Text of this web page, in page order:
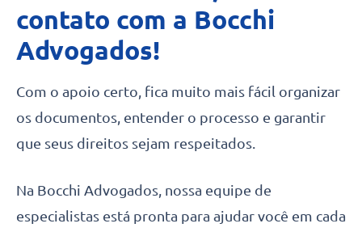
contato com a Bocchi
Advogados!
Com o apoio certo, fica muito mais fácil organizar
os documentos, entender o processo e garantir
que seus direitos sejam respeitados.
Na Bocchi Advogados, nossa equipe de
especialistas está pronta para ajudar você em cada